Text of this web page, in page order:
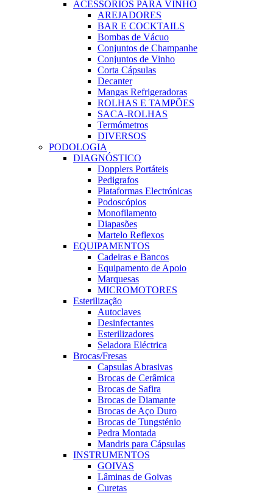
ACESSÓRIOS PARA VINHO
AREJADORES
BAR E COCKTAILS
Bombas de Vácuo
Conjuntos de Champanhe
Conjuntos de Vinho
Corta Cápsulas
Decanter
Mangas Refrigeradoras
ROLHAS E TAMPÕES
SACA-ROLHAS
Termómetros
DIVERSOS
PODOLOGIA
DIAGNÓSTICO
Dopplers Portáteis
Pedigrafos
Plataformas Electrónicas
Podoscópios
Monofilamento
Diapasões
Martelo Reflexos
EQUIPAMENTOS
Cadeiras e Bancos
Equipamento de Apoio
Marquesas
MICROMOTORES
Esterilização
Autoclaves
Desinfectantes
Esterilizadores
Seladora Eléctrica
Brocas/Fresas
Capsulas Abrasivas
Brocas de Cerâmica
Brocas de Safira
Brocas de Diamante
Brocas de Aço Duro
Brocas de Tungsténio
Pedra Montada
Mandris para Cápsulas
INSTRUMENTOS
GOIVAS
Lâminas de Goivas
Curetas